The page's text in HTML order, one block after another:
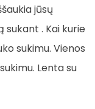
jūsų
sukant . Kai kurie
sukimu. Vienos
Lenta su